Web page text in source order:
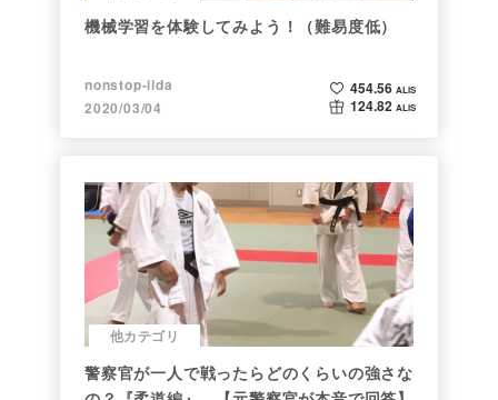
機械学習を体験してみよう！（難易度低）
nonstop-iida
2020/03/04
454.56 ALIS
124.82 ALIS
他カテゴリ
警察官が一人で戦ったらどのくらいの強さな